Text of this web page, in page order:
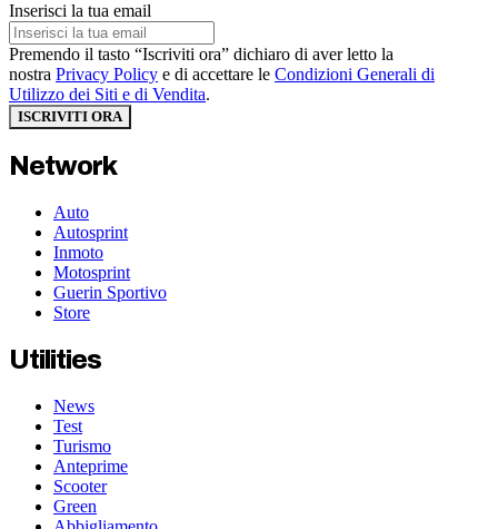
Inserisci la tua email
Premendo il tasto “Iscriviti ora” dichiaro di aver letto la
nostra Privacy Policy e di accettare le Condizioni Generali di
Utilizzo dei Siti e di Vendita.
ISCRIVITI ORA
Network
Auto
Autosprint
Inmoto
Motosprint
Guerin Sportivo
Store
Utilities
News
Test
Turismo
Anteprime
Scooter
Green